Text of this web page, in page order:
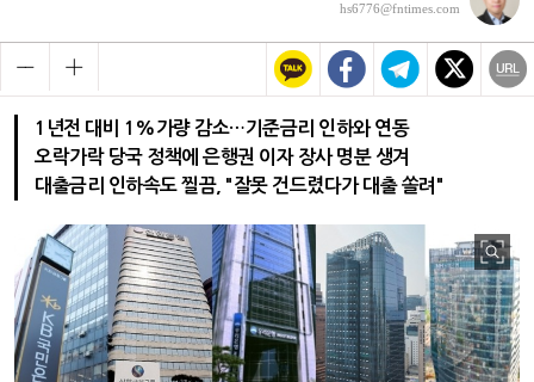
hs6776@fntimes.com
1년전 대비 1%가량 감소…기준금리 인하와 연동
오락가락 당국 정책에 은행권 이자 장사 명분 생겨
대출금리 인하속도 찔끔, "잘못 건드렸다가 대출 쏠려"